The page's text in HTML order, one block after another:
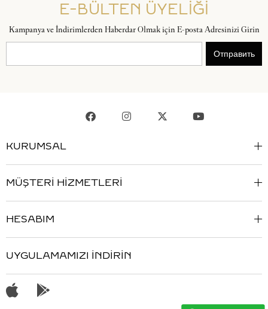
E-BÜLTEN ÜYELİĞİ
Kampanya ve İndirimlerden Haberdar Olmak için E-posta Adresinizi Girin
Отправить
KURUMSAL
MÜŞTERİ HİZMETLERİ
HESABIM
UYGULAMAMIZI İNDİRİN